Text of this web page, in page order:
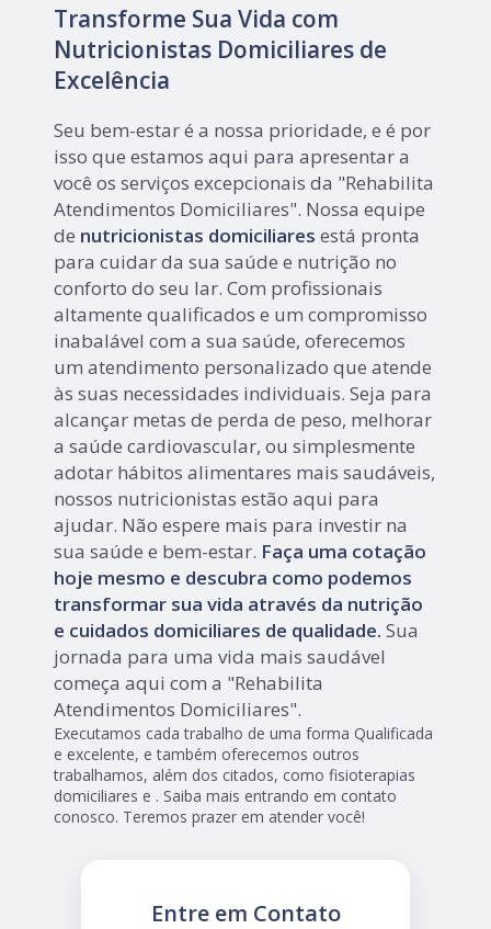
Transforme Sua Vida com
Nutricionistas Domiciliares de
Excelência
Seu bem-estar é a nossa prioridade, e é por
isso que estamos aqui para apresentar a
você os serviços excepcionais da "Rehabilita
Atendimentos Domiciliares". Nossa equipe
de nutricionistas domiciliares está pronta
para cuidar da sua saúde e nutrição no
conforto do seu lar. Com profissionais
altamente qualificados e um compromisso
inabalável com a sua saúde, oferecemos
um atendimento personalizado que atende
às suas necessidades individuais. Seja para
alcançar metas de perda de peso, melhorar
a saúde cardiovascular, ou simplesmente
adotar hábitos alimentares mais saudáveis,
nossos nutricionistas estão aqui para
ajudar. Não espere mais para investir na
sua saúde e bem-estar. Faça uma cotação
hoje mesmo e descubra como podemos
transformar sua vida através da nutrição
e cuidados domiciliares de qualidade. Sua
jornada para uma vida mais saudável
começa aqui com a "Rehabilita
Atendimentos Domiciliares".
Executamos cada trabalho de uma forma Qualificada
e excelente, e também oferecemos outros
trabalhamos, além dos citados, como fisioterapias
domiciliares e . Saiba mais entrando em contato
conosco. Teremos prazer em atender você!
Entre em Contato